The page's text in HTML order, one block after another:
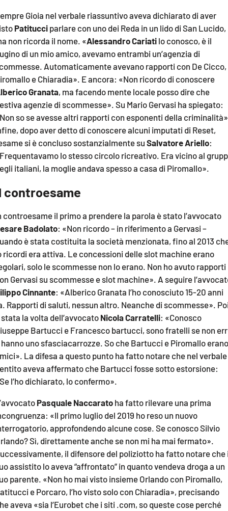
Gioia nel verbale riassuntivo aveva dichiarato di aver
Patitucci parlare con uno dei Reda in un lido di San Lucido,
non ricorda il nome. «Alessandro Cariati lo conosco, è il
di un mio amico, avevamo entrambi un’agenzia di
Automaticamente avevano rapporti con De Cicco,
e Chiaradia». E ancora: «Non ricordo di conoscere
Granata, ma facendo mente locale posso dire che
agenzie di scommesse». Su Mario Gervasi ha spiegato:
so se avesse altri rapporti con esponenti della
dopo aver detto di conoscere alcuni imputati di Reset,
si è concluso sostanzialmente su Salvatore Ariello:
lo stesso circolo ricreativo. Era vicino al
italiani, la moglie andava spesso a casa di Piromallo».
controesame
controesame il primo a prendere la parola è stato l’avvocato
Badolato: «Non ricordo – in riferimento a Gervasi –
è stata costituita la società menzionata, fino al 2013
ricordi era attiva. Le concessioni delle slot machine erano
solo le scommesse non lo erano. Non ho avuto rapporti
Gervasi su scommesse e slot machine». A seguire
Cinnante: «Alberico Granata l’ho conosciuto 15-20 anni
Rapporti di saluti, nessun altro. Neanche di scommesse».
la volta dell’avvocato Nicola Carratelli: «Conosco
Bartucci e Francesco bartucci, sono fratelli se non
hanno uno sfasciacarrozze. So che Bartucci e Piromallo erano
La difesa a questo punto ha fatto notare che nel
aveva affermato che Bartucci fosse sotto estorsione:
l’ho dichiarato, lo confermo».
Pasquale Naccarato ha fatto rilevare una prima
«Il primo luglio del 2019 ho reso un nuovo
approfondendo alcune cose. Se conosco Silvio
Sì, direttamente anche se non mi ha mai fermato».
il difensore del poliziotto ha fatto notare che
assistito lo aveva “affrontato” in quanto vendeva droga a un
parente. «Non ho mai visto insieme Orlando con Piromallo,
e Porcaro, l’ho visto solo con Chiaradia», precisando
aveva «sia l’Eurobet che i siti .com, so queste cose perché